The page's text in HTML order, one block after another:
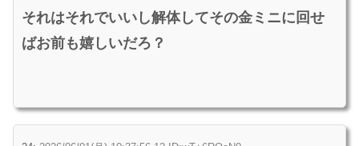
それはそれでいいし解体してその金ミニに回せ
ばお前も嬉しいだろ？